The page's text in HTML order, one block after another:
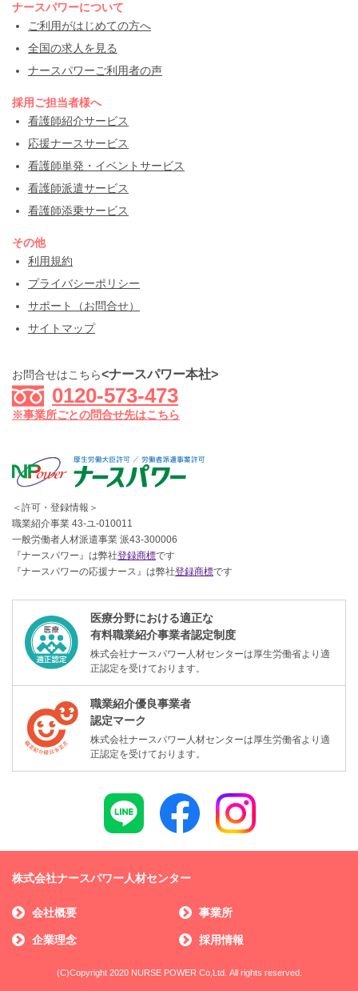
ナースパワーについて
ご利用がはじめての方へ
全国の求人を見る
ナースパワーご利用者の声
採用ご担当者様へ
看護師紹介サービス
応援ナースサービス
看護師単発・イベントサービス
看護師派遣サービス
看護師添乗サービス
その他
利用規約
プライバシーポリシー
サポート（お問合せ）
サイトマップ
お問合せはこちら<ナースパワー本社>
0120-573-473
※事業所ごとの問合せ先はこちら
＜許可・登録情報＞
職業紹介事業 43-ユ-010011
一般労働者人材派遣事業 派43-300006
『ナースパワー』は弊社登録商標です
『ナースパワーの応援ナース』は弊社登録商標です
医療分野における適正な
有料職業紹介事業者認定制度
株式会社ナースパワー人材センターは厚生労働省より適
正認定を受けております。
職業紹介優良事業者
認定マーク
株式会社ナースパワー人材センターは厚生労働省より適
正認定を受けております。
株式会社ナースパワー人材センター
会社概要 事業所
企業理念 採用情報
(C)Copyright 2020 NURSE POWER Co,Ltd. All rights reserved.